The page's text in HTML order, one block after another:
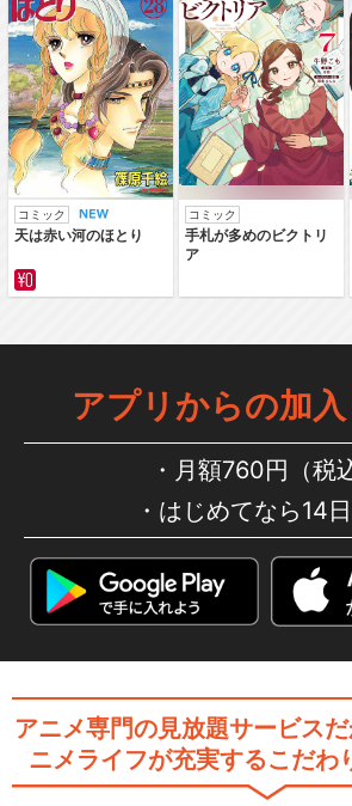
コミック
天は赤い河のほとり
コミック
手札が多めのビクトリ
ア
アプリからの加入
月額760円（税
はじめてなら14
アニメ専門の見放題サービスだ
ニメライフが充実するこだわ